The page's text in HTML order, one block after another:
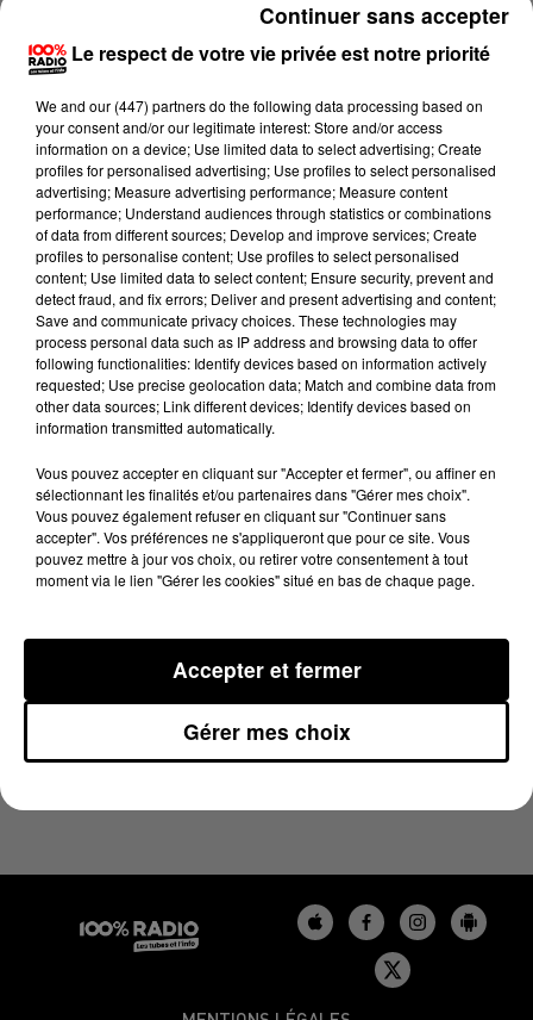
Lecture (1 min 24 sec)
100%
27 juin 2025 - 1 min 24 sec
L'AGENDA DE L'AUDE DU 27/06/2025 À 10H00
Le respect de votre vie privée est notre priorité
We and our (447) partnersdo the following data processing based on
your consent and/or our legitimate interest: Store and/or access
information on a device; Use limited data to select advertising; Create
profiles for personalised advertising; Use profiles to select personalised
advertising; Measure advertising performance; Measure content
performance; Understand audiences through statistics or combinations
of data from different sources; Develop and improve services; Create
profiles to personalise content; Use profiles to select personalised
content; Use limited data to select content; Ensure security, prevent and
detect fraud, and fix errors; Deliver and present advertising and content;
Save and communicate privacy choices. These technologies may
process personal data such as IP address and browsing data to offer
following functionalities: Identify devices based on information actively
requested; Use precise geolocation data; Match and combine data from
other data sources; Link different devices; Identify devices based on
information transmitted automatically.
Vous pouvez accepter en cliquant sur "Accepter et fermer", ou affiner en
sélectionnant les finalités et/ou partenaires dans "Gérer mes choix".
Vous pouvez également refuser en cliquant sur "Continuer sans
accepter". Vos préférences ne s'appliqueront que pour ce site. Vous
pouvez mettre à jour vos choix, ou retirer votre consentement à tout
moment via le lien "Gérer les cookies" situé en bas de chaque page.
Gérer mes choix
Accepter et fermer
Continuer sans accepter